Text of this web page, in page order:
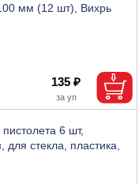
мм (12 шт), Вихрь
135 ₽
6 шт,
стекла, пластика,